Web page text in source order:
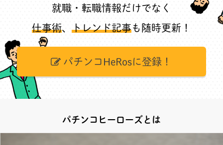
就職・転職情報だけでなく
仕事術、 トレンド記事も随時更新！
パチンコHeRosに登録！
パチンコヒーローズとは